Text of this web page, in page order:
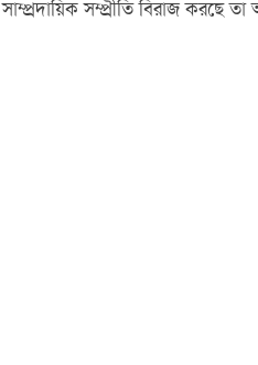
সম্প্রীতি বিরাজ করছে